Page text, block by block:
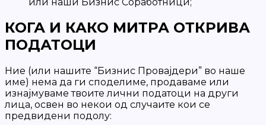
КОГА И КАКО МИТРА ОТКРИВА
ПОДАТОЦИ
Ние (или нашите “Бизнис Провајдери” во наше
име) нема да ги споделиме, продаваме или
изнајмуваме твоите лични податоци на други
лица, освен во некои од случаите кои се
предвидени подолу: